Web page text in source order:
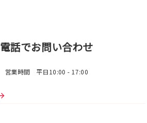
電話でお問い合わせ
営業時間 平日10:00 - 17:00